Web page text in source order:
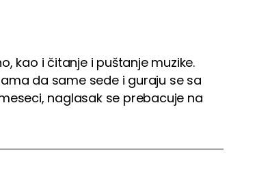
kao i čitanje i puštanje muzike.
da same sede i guraju se sa
naglasak se prebacuje na